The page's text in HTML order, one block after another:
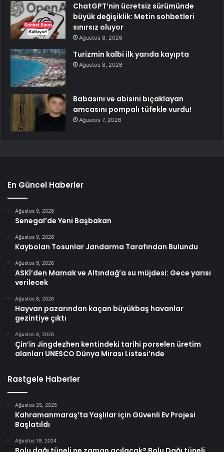
ChatGPT’nin ücretsiz sürümünde
büyük değişiklik: Metin sohbetleri
sınırsız oluyor
Ağustos 8, 2026
Turizmin kalbi ilk yarıda kayıpta
Ağustos 8, 2026
Babasını ve abisini bıçaklayan
amcasını pompalı tüfekle vurdu!
Ağustos 7, 2026
En Güncel Haberler
Ağustos 9, 2026
Senegal’de Yeni Başbakan
Ağustos 9, 2026
Kaybolan Tosunlar Jandarma Tarafından Bulundu
Ağustos 9, 2026
ASKİ’den Mamak ve Altındağ’a su müjdesi: Gece yarısı
verilecek
Ağustos 8, 2026
Hayvan pazarından kaçan büyükbaş havanlar
gezintiye çıktı
Ağustos 8, 2026
Çin’in Jingdezhen kentindeki tarihi porselen üretim
alanları UNESCO Dünya Mirası Listesi’nde
Rastgele Haberler
Ağustos 25, 2025
Kahramanmaraş’ta Yaşlılar için Güvenli Ev Projesi
Başlatıldı
Ağustos 19, 2024